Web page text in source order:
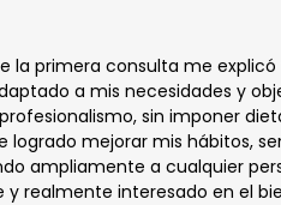
la primera consulta me
a mis necesidades y
sin imponer
logrado mejorar mis hábitos,
ampliamente a cualquier
realmente interesado en el